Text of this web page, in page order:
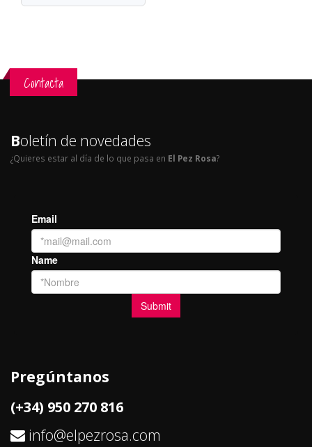
Contacta
Boletín de novedades
¿Quieres estar al día de lo que pasa en El Pez Rosa?
Pregúntanos
(+34) 950 270 816
info@elpezrosa.com